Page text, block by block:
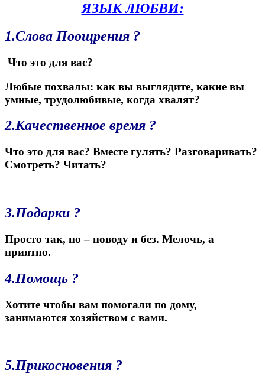
ЯЗЫК ЛЮБВИ:
1.Слова Поощрения ?
Что это для вас?
Любые похвалы: как вы выглядите, какие вы
умные, трудолюбивые, когда хвалят?
2.Качественное время ?
Что это для вас? Вместе гулять? Разговаривать?
Смотреть? Читать?
3.Подарки ?
Просто так, по – поводу и без. Мелочь, а
приятно.
4.Помощь ?
Хотите чтобы вам помогали по дому,
занимаются хозяйством с вами.
5.Прикосновения ?